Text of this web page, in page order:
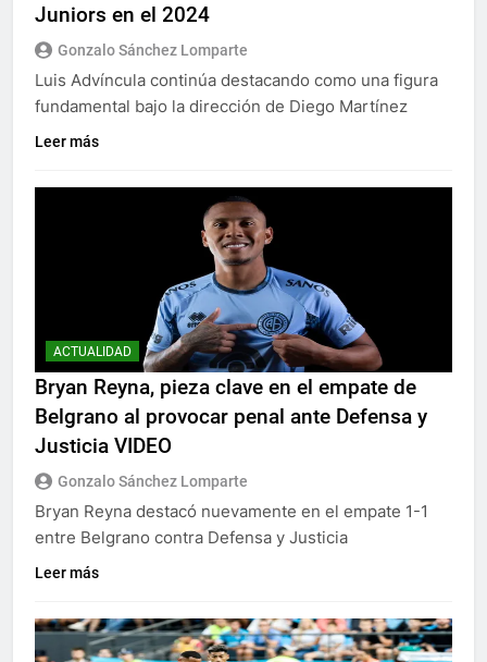
Juniors en el 2024
Gonzalo Sánchez Lomparte
Luis Advíncula continúa destacando como una figura
fundamental bajo la dirección de Diego Martínez
Leer más
ACTUALIDAD
Bryan Reyna, pieza clave en el empate de
Belgrano al provocar penal ante Defensa y
Justicia VIDEO
Gonzalo Sánchez Lomparte
Bryan Reyna destacó nuevamente en el empate 1-1
entre Belgrano contra Defensa y Justicia
Leer más